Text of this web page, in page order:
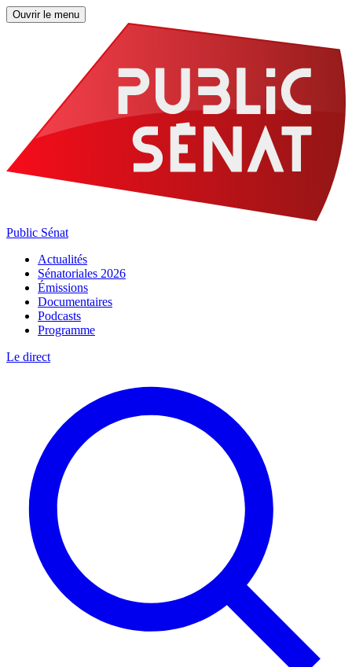
Ouvrir le menu
Public Sénat
Actualités
Sénatoriales 2026
Émissions
Documentaires
Podcasts
Programme
Le direct